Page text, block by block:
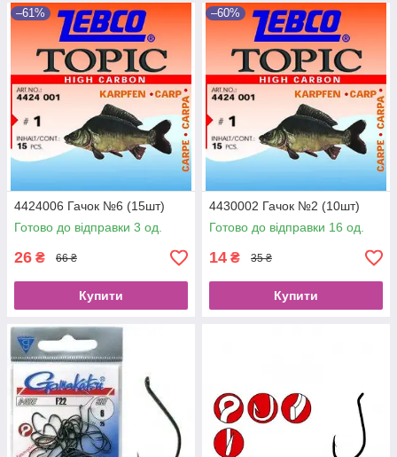
–61%
4424006 Гачок №6 (15шт)
Готово до відправки 3 од.
26 ₴ 66 ₴
Купити
–60%
4430002 Гачок №2 (10шт)
Готово до відправки 16 од.
14 ₴ 35 ₴
Купити